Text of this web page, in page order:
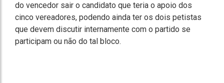
do vencedor sair o candidato que teria o apoio dos
cinco vereadores, podendo ainda ter os dois petistas
que devem discutir internamente com o partido se
participam ou não do tal bloco.